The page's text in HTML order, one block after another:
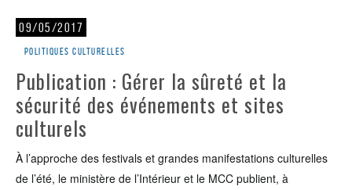
09/05/2017
Politiques culturelles
Publication : Gérer la sûreté et la
sécurité des événements et sites
culturels
À l’approche des festivals et grandes manifestations culturelles
de l’été, le ministère de l’Intérieur et le MCC publient, à